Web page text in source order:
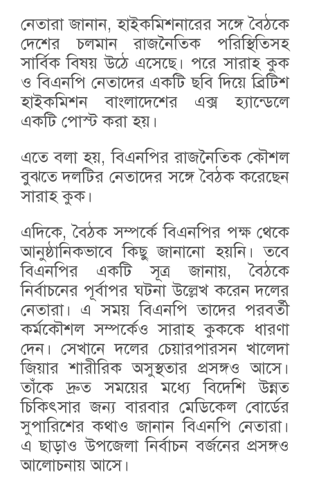
নেতারা জানান, হাইকমিশনারের সঙ্গে বৈঠকে
দেশের চলমান রাজনৈতিক পরিস্থিতিসহ
সার্বিক বিষয় উঠে এসেছে। পরে সারাহ কুক
ও বিএনপি নেতাদের একটি ছবি দিয়ে ব্রিটিশ
হাইকমিশন বাংলাদেশের এক্স হ্যান্ডেলে
একটি পোস্ট করা হয়।
এতে বলা হয়, বিএনপির রাজনৈতিক কৌশল
বুঝতে দলটির নেতাদের সঙ্গে বৈঠক করেছেন
সারাহ কুক।
এদিকে, বৈঠক সম্পর্কে বিএনপির পক্ষ থেকে
আনুষ্ঠানিকভাবে কিছু জানানো হয়নি। তবে
বিএনপির একটি সূত্র জানায়, বৈঠকে
নির্বাচনের পূর্বাপর ঘটনা উল্লেখ করেন দলের
নেতারা। এ সময় বিএনপি তাদের পরবর্তী
কর্মকৌশল সম্পর্কেও সারাহ কুককে ধারণা
দেন। সেখানে দলের চেয়ারপারসন খালেদা
জিয়ার শারীরিক অসুস্থতার প্রসঙ্গও আসে।
তাঁকে দ্রুত সময়ের মধ্যে বিদেশি উন্নত
চিকিৎসার জন্য বারবার মেডিকেল বোর্ডের
সুপারিশের কথাও জানান বিএনপি নেতারা।
এ ছাড়াও উপজেলা নির্বাচন বর্জনের প্রসঙ্গও
আলোচনায় আসে।